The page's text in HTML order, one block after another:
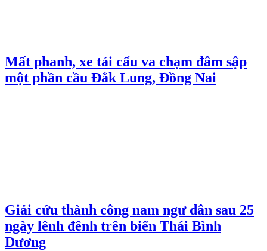
Mất phanh, xe tải cẩu va chạm đâm sập
một phần cầu Đắk Lung, Đồng Nai
Giải cứu thành công nam ngư dân sau 25
ngày lênh đênh trên biển Thái Bình
Dương